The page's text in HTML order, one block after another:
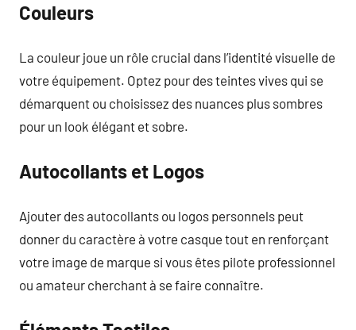
Couleurs
La couleur joue un rôle crucial dans l’identité visuelle de
votre équipement. Optez pour des teintes vives qui se
démarquent ou choisissez des nuances plus sombres
pour un look élégant et sobre.
Autocollants et Logos
Ajouter des autocollants ou logos personnels peut
donner du caractère à votre casque tout en renforçant
votre image de marque si vous êtes pilote professionnel
ou amateur cherchant à se faire connaître.